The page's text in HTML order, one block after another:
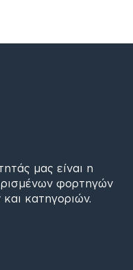
μας είναι η
φορτηγών
κατηγοριών.